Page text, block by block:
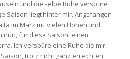
und die selbe Ruhe verspüre
Saison liegt hinter mir. Angefangen
im März mit vielen Höhen und
nun, für diese Saison, einen
Ich verspüre eine Ruhe die mir
trotz nicht ganz erreichten